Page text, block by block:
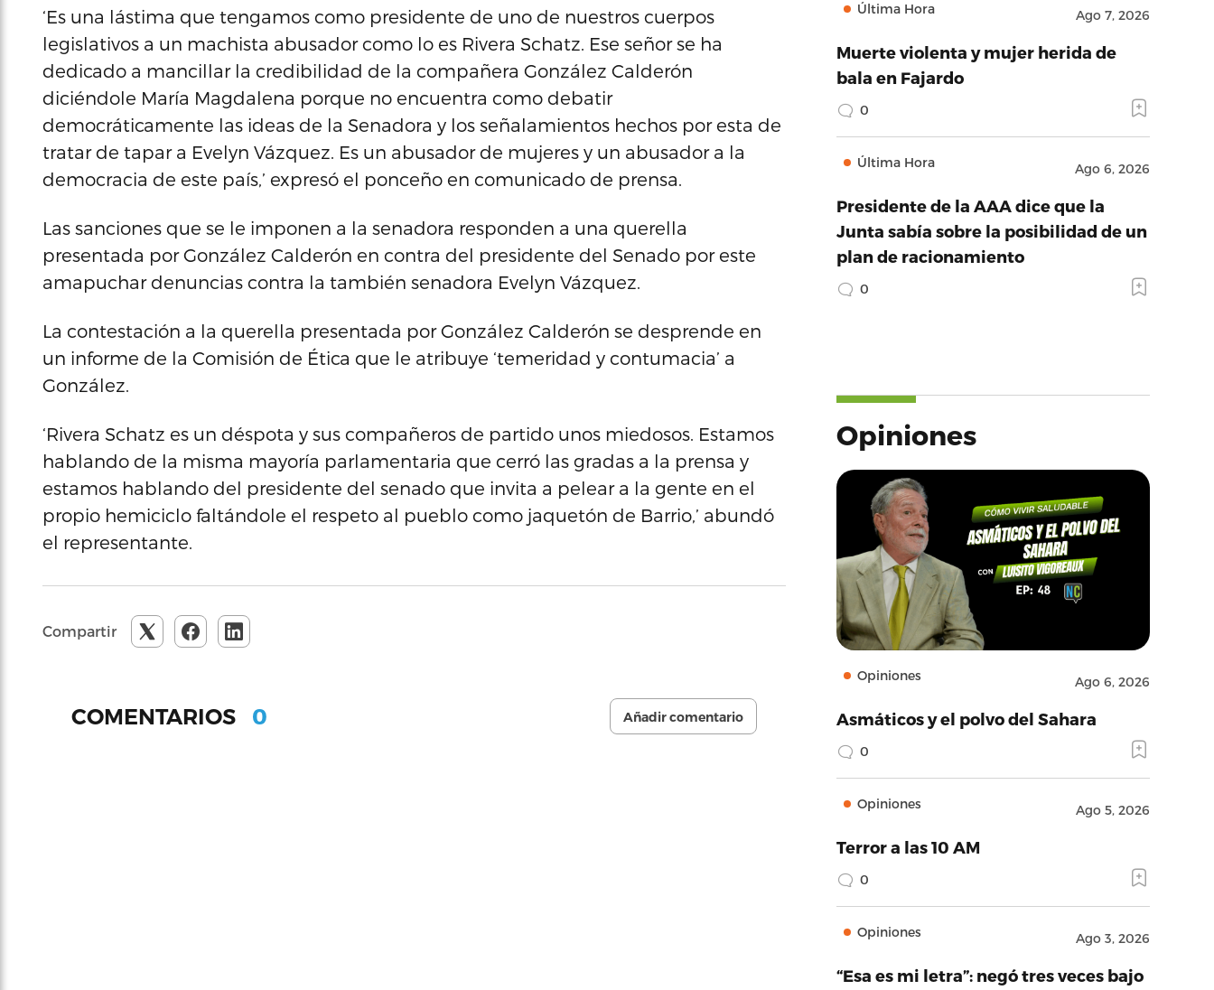
‘Es una lástima que tengamos como presidente de uno de nuestros cuerpos
legislativos a un machista abusador como lo es Rivera Schatz. Ese señor se ha
dedicado a mancillar la credibilidad de la compañera González Calderón
diciéndole María Magdalena porque no encuentra como debatir
democráticamente las ideas de la Senadora y los señalamientos hechos por esta de
tratar de tapar a Evelyn Vázquez. Es un abusador de mujeres y un abusador a la
democracia de este país,’ expresó el ponceño en comunicado de prensa.
Las sanciones que se le imponen a la senadora responden a una querella
presentada por González Calderón en contra del presidente del Senado por este
amapuchar denuncias contra la también senadora Evelyn Vázquez.
La contestación a la querella presentada por González Calderón se desprende en
un informe de la Comisión de Ética que le atribuye ‘temeridad y contumacia’ a
González.
‘Rivera Schatz es un déspota y sus compañeros de partido unos miedosos. Estamos
hablando de la misma mayoría parlamentaria que cerró las gradas a la prensa y
estamos hablando del presidente del senado que invita a pelear a la gente en el
propio hemiciclo faltándole el respeto al pueblo como jaquetón de Barrio,’ abundó
el representante.
Compartir
COMENTARIOS 0 Añadir comentario
Última Hora Ago 7, 2026
Muerte violenta y mujer herida de
bala en Fajardo
0
Última Hora Ago 6, 2026
Presidente de la AAA dice que la
Junta sabía sobre la posibilidad de un
plan de racionamiento
0
Opiniones
Opiniones Ago 6, 2026
Asmáticos y el polvo del Sahara
0
Opiniones Ago 5, 2026
Terror a las 10 AM
0
Opiniones Ago 3, 2026
“Esa es mi letra”: negó tres veces bajo